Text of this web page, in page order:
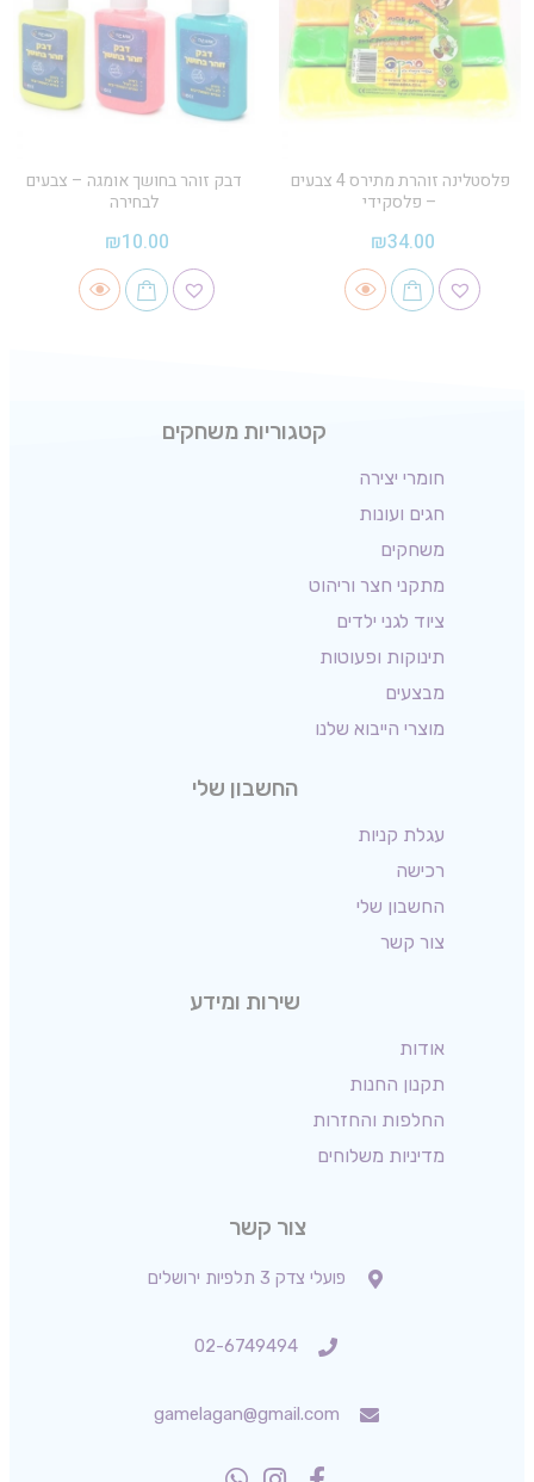
פלסטלינה זוהרת מתירס 4 צבעים
– פלסקידי
₪34.00
דבק זוהר בחושך אומגה – צבעים
לבחירה
₪10.00
קטגוריות משחקים
חומרי יצירה
חגים ועונות
משחקים
מתקני חצר וריהוט
ציוד לגני ילדים
תינוקות ופעוטות
מבצעים
מוצרי הייבוא שלנו
החשבון שלי
עגלת קניות
רכישה
החשבון שלי
צור קשר
שירות ומידע
אודות
תקנון החנות
החלפות והחזרות
מדיניות משלוחים
צור קשר
פועלי צדק 3 תלפיות ירושלים
02-6749494
gamelagan@gmail.com